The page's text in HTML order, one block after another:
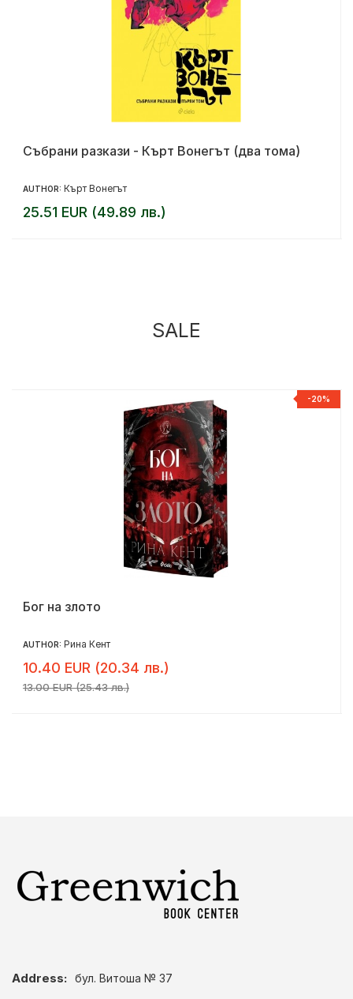
Събрани разкази - Кърт Вонегът (два тома)
AUTHOR: Кърт Вонегът
25.51 EUR (49.89 лв.)
SALE
-20%
Бог на злото
AUTHOR: Рина Кент
10.40 EUR (20.34 лв.)
13.00 EUR (25.43 лв.)
Address: бул. Витоша № 37